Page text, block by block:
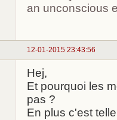
an unconscious
12-01-2015 23:43:56
Hej,
Et pourquoi les
pas ?
En plus c'est